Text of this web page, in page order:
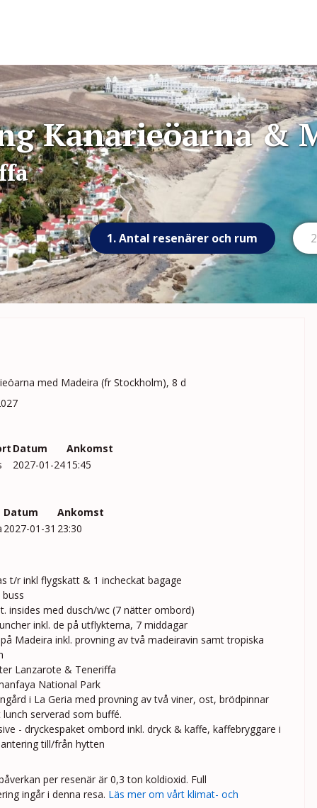
Kanarieöarna &
1. Antal resenärer och rum
med Madeira (fr Stockholm), 8 d
Datum
Ankomst
2027-01-2415:45
Datum
Ankomst
2027-01-31 23:30
t/r inkl flygskatt & 1 incheckat bagage
insides med dusch/wc (7 nätter ombord)
inkl. de på utflykterna, 7 middagar
Madeira inkl. provning av två madeiravin samt tropiska
Lanzarote & Teneriffa
National Park
i La Geria med provning av två viner, ost, brödpinnar
serverad som buffé.
- dryckespaket ombord inkl. dryck & kaffe, kaffebryggare i
till/från hytten
per resenär är 0,3 ton koldioxid. Full
ingår i denna resa. Läs mer om vårt klimat- och